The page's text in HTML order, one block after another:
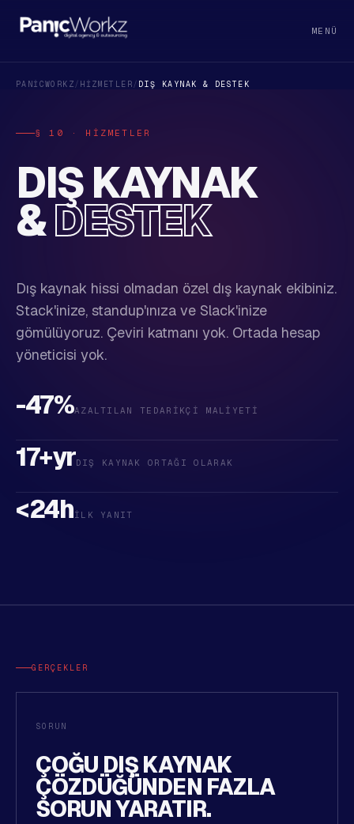
MENÜ
PANICWORKZ / HIZMETLER / DIŞ KAYNAK & DESTEK
§ 10 · HIZMETLER
DIŞ KAYNAK
&DESTEK
Dış kaynak hissi olmadan özel dış kaynak ekibiniz.
Stack'inize, standup'ınıza ve Slack'inize
gömülüyoruz. Çeviri katmanı yok. Ortada hesap
yöneticisi yok.
-47%AZALTILAN TEDARIKÇI MALIYETI
17+yrDIŞ KAYNAK ORTAĞI OLARAK
<24hİLK YANIT
GERÇEKLER
SORUN
ÇOĞU DIŞ KAYNAK
ÇÖZDÜĞÜNDEN FAZLA
SORUN YARATIR.